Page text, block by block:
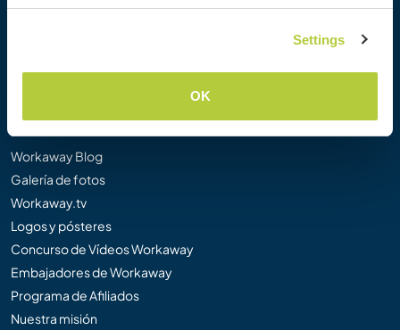
Settings
OK
Descuentos y Socios
Nuestra comunidad
Workaway Blog
Galería de fotos
Workaway.tv
Logos y pósteres
Concurso de Vídeos Workaway
Embajadores de Workaway
Programa de Afiliados
Nuestra misión